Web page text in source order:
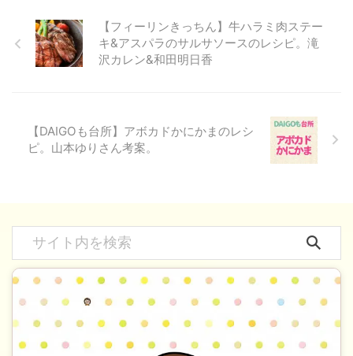
【フィーリンきっちん】牛ハラミ肉ステー
キ&アスパラのサルサソースのレシピ。滝
沢カレン&和田明日香
【DAIGOも台所】アボカドかにかまのレシ
ピ。山本ゆりさん考案。